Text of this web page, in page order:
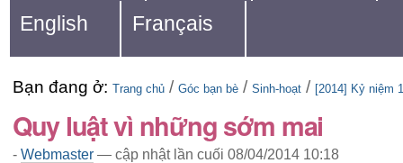
đến
mục
định
hướng
English Français
Bạn đang ở: Trang chủ / Góc bạn bè / Sinh-hoạt / [2014] Kỷ niệm
Quy luật vì những sớm mai
- Webmaster — cập nhật lần cuối 08/04/2014 10:18